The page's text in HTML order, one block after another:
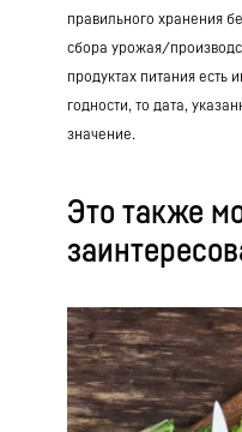
правильного хранения
сбора урожая/
продуктах питания
годности, то дата,
значение.
Это также